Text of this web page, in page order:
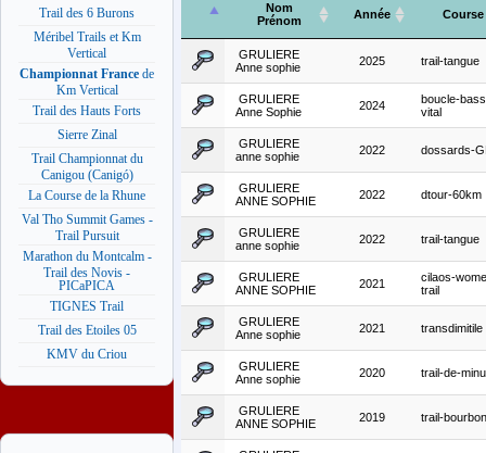
Trail des 6 Burons
Méribel Trails et Km
Vertical
Championnat France de
Km Vertical
Trail des Hauts Forts
Sierre Zinal
Trail Championnat du
Canigou (Canigó)
La Course de la Rhune
Val Tho Summit Games -
Trail Pursuit
Marathon du Montcalm -
Trail des Novis -
PICaPICA
TIGNES Trail
Trail des Etoiles 05
KMV du Criou
Nom
Prénom
Année Course
GRULIERE
Anne sophie
2025 trail-tangue
GRULIERE
Anne Sophie
2024
boucle-
vital
GRULIERE
anne sophie
2022 dossards-
GRULIERE
ANNE SOPHIE
2022 dtour-60km
GRULIERE
anne sophie
2022 trail-tangue
GRULIERE
ANNE SOPHIE
2021
cilaos-
trail
GRULIERE
Anne sophie
2021 transdimitile
GRULIERE
Anne sophie
2020 trail-de-
GRULIERE
ANNE SOPHIE
2019 trail-bourbon